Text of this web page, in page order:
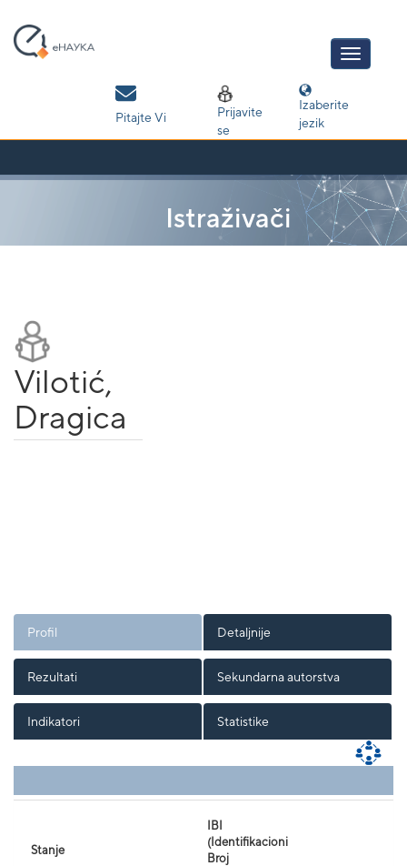
navigation
Pitajte Vi
Prijavite
se
Izaberite
jezik
Istraživači
Vilotić,
Dragica
Profil Detaljnije
Rezultati Sekundarna autorstva
Indikatori Statistike
Stanje
IBI
(Identifikacioni
Broj